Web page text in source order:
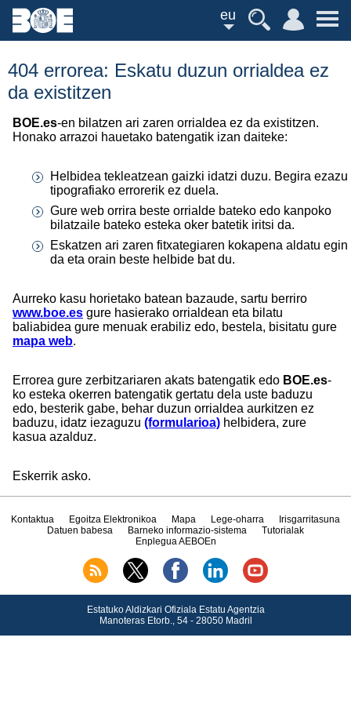
eu
404 errorea: Eskatu duzun orrialdea ez
da existitzen
BOE.es-en bilatzen ari zaren orrialdea ez da existitzen.
Honako arrazoi hauetako batengatik izan daiteke:
Helbidea tekleatzean gaizki idatzi duzu. Begira ezazu
tipografiako errorerik ez duela.
Gure web orrira beste orrialde bateko edo kanpoko
bilatzaile bateko esteka oker batetik iritsi da.
Eskatzen ari zaren fitxategiaren kokapena aldatu egin
da eta orain beste helbide bat du.
Aurreko kasu horietako batean bazaude, sartu berriro
www.boe.es gure hasierako orrialdean eta bilatu
baliabidea gure menuak erabiliz edo, bestela, bisitatu gure
mapa web.
Errorea gure zerbitzariaren akats batengatik edo BOE.es-
ko esteka okerren batengatik gertatu dela uste baduzu
edo, besterik gabe, behar duzun orrialdea aurkitzen ez
baduzu, idatz iezaguzu (formularioa) helbidera, zure
kasua azalduz.
Eskerrik asko.
Kontaktua Egoitza Elektronikoa Mapa Lege-oharra
Irisgarritasuna
Datuen babesa
Barneko informazio-sistema
Tutorialak
Enplegua AEBOEn
Estatuko Aldizkari Ofiziala Estatu Agentzia
Manoteras Etorb., 54 - 28050 Madril